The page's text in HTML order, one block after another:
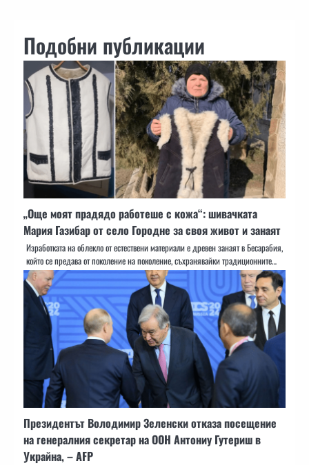
Подобни публикации
„Още моят прадядо работеше с кожа“: шивачката
Мария Газибар от село Городне за своя живот и занаят
Изработката на облекло от естествени материали е древен занаят в Бесарабия,
който се предава от поколение на поколение, съхранявайки традиционните…
Президентът Володимир Зеленски отказа посещение
на генералния секретар на ООН Антониу Гутериш в
Украйна, – AFP